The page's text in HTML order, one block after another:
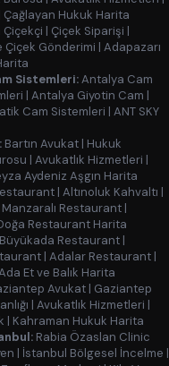
Çağlayan Hukuk Harita
Çiçekçi | Çiçek Siparişi |
Çiçek Gönderimi | Adapazarı
Sistemleri:Antalya Cam
| Antalya Giyotin Cam |
Cam Sistemleri | ANT SKY
Bartın Avukat | Hukuk
| Avukatlık Hizmetleri |
Aydeniz Aşgın Harita
| Altınoluk Kahvaltı |
Restaurant |
Restaurant Harita
Büyükada Restaurant |
| Adalar Restaurant |
Et ve Balık Harita
Avukat | Gaziantep
| Avukatlık Hizmetleri |
| Kahraman Hukuk Harita
Rabia Özaslan Clinic
| İstanbul Bölgesel İncelme |